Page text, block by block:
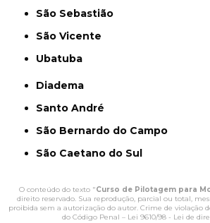
São Sebastião
São Vicente
Ubatuba
Diadema
Santo André
São Bernardo do Campo
São Caetano do Sul
O conteúdo do texto "Curso de Pilotagem para
direito reservado. Sua reprodução, parcial ou total,
proibida sem a autorização do autor. Crime de violação
do Código Penal – Lei 9610/98 - Lei de